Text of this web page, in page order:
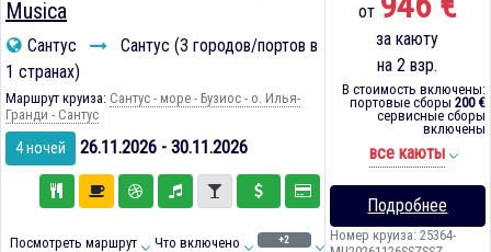
Musica
Сантус
Сантус (3 городов/портов в
1 странах)
Маршрут круиза: Сантус - море - Бузиос - о. Илья-
Гранди - Сантус
4 ночей 26.11.2026 - 30.11.2026
Посмотреть маршрут Что включено +2
от
за каюту
на 2 взр.
В стоимость включены:
портовые сборы 200 €
сервисные сборы
включены
все каюты
Подробнее
Номер круиза: 25364-